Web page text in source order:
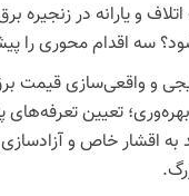
و یارانه در زنجیره
سه اقدام محوری را
و واقعی‌سازی قیمت
تعیین تعرفه‌های
به اقشار خاص و